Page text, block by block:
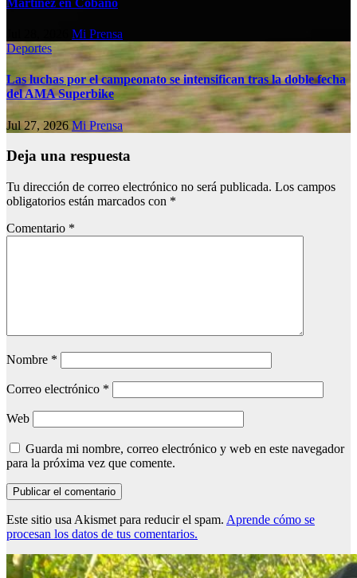
Martínez en Cóbano
Mi Prensa
Deportes
Las luchas por el campeonato se intensifican tras la doble fecha
del AMA Superbike
Jul 27, 2026Mi Prensa
Deja una respuesta
Tu dirección de correo electrónico no será publicada. Los campos
obligatorios están marcados con *
Comentario *
Nombre *
Correo electrónico *
Web
Guarda mi nombre, correo electrónico y web en este navegador
para la próxima vez que comente.
Este sitio usa Akismet para reducir el spam. Aprende cómo se
procesan los datos de tus comentarios.